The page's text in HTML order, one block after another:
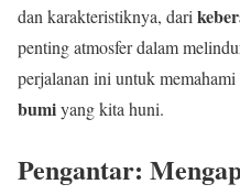
dan karakteristiknya, dari
penting atmosfer dalam
perjalanan ini untuk
bumiyang kita huni.
Pengantar: